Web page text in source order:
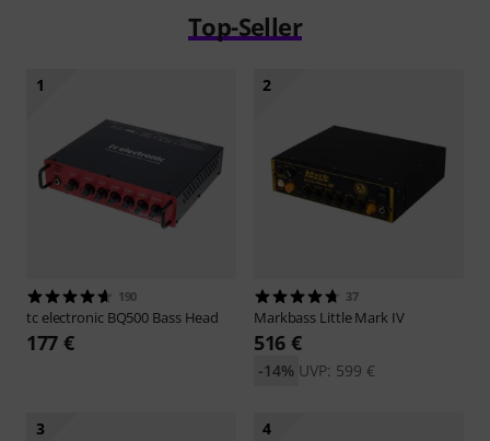
Top-Seller
1
190
tc electronic BQ500 Bass Head
177 €
2
37
Markbass Little Mark IV
516 €
UVP: 599 €
-14%
3 4